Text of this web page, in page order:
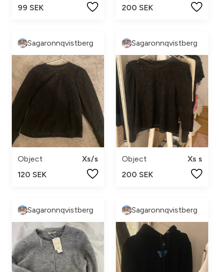
99 SEK 200 SEK
Sagaronnqvistberg
Object
Xs/s
120 SEK
Sagaronnqvistberg
Object
Xs s
200 SEK
Sagaronnqvistberg Sagaronnqvistberg